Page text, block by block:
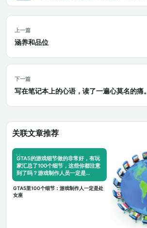
上一篇
涵养和品位
下一篇
写在笔记本上的心语，读了一遍心莫名的痛。
关联文章推荐
GTA5的游戏细节做的非常好，有玩
家汇总了100个细节，这些你都注意
到了吗？游戏制作人员一定是…
GTA5里100个细节：游戏制作人一定是处
女座